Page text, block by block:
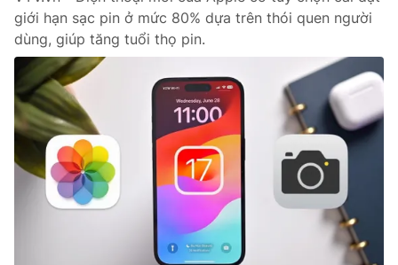
Hậu trường
Nhân vật
Khán giả
Giải sao mai
Điện ảnh
Âm nhạc
Sao
Đời sống
Du lịch
Làm đẹp
Chất lượng cuộc sống
Giáo dục
Tuyển sinh
Học trực tuyến
Công nghệ
Hitech Công nghệ tương lai
Giao lưu trực tuyến
giới hạn sạc pin ở mức 80% dựa trên thói quen người
dùng, giúp tăng tuổi thọ pin.